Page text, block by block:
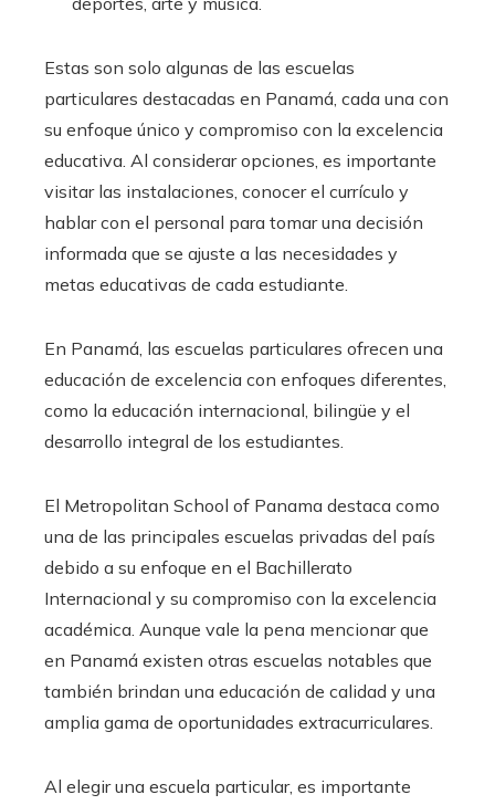
Estas son solo algunas de las escuelas
particulares destacadas en Panamá, cada una con
su enfoque único y compromiso con la excelencia
educativa. Al considerar opciones, es importante
visitar las instalaciones, conocer el currículo y
hablar con el personal para tomar una decisión
informada que se ajuste a las necesidades y
metas educativas de cada estudiante.
En Panamá, las escuelas particulares ofrecen una
educación de excelencia con enfoques diferentes,
como la educación internacional, bilingüe y el
desarrollo integral de los estudiantes.
El Metropolitan School of Panama destaca como
una de las principales escuelas privadas del país
debido a su enfoque en el Bachillerato
Internacional y su compromiso con la excelencia
académica. Aunque vale la pena mencionar que
en Panamá existen otras escuelas notables que
también brindan una educación de calidad y una
amplia gama de oportunidades extracurriculares.
Al elegir una escuela particular, es importante